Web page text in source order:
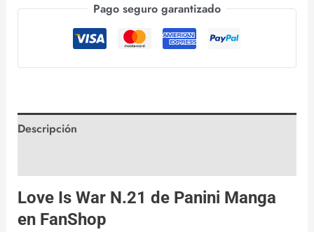
Pago seguro garantizado
Descripción
Love Is War N.21 de Panini Manga
en FanShop